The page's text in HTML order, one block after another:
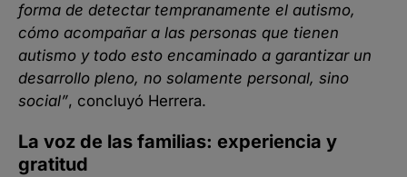
forma de detectar tempranamente el autismo,
cómo acompañar a las personas que tienen
autismo y todo esto encaminado a garantizar un
desarrollo pleno, no solamente personal, sino
social”, concluyó Herrera.
La voz de las familias: experiencia y
gratitud